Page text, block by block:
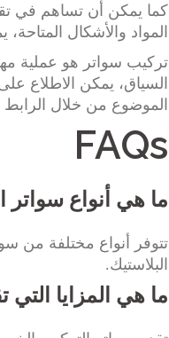
كما يمكن أن تساهم في
المواد والأشكال
تركيب سواتر هو عملية
السياق، يمكن الاطلاع
الموضوع من خلال الرابط
FAQs
ما هي أنواع سواتر
تتوفر أنواع مختلفة من
البلاستيك.
ما هي المزايا التي